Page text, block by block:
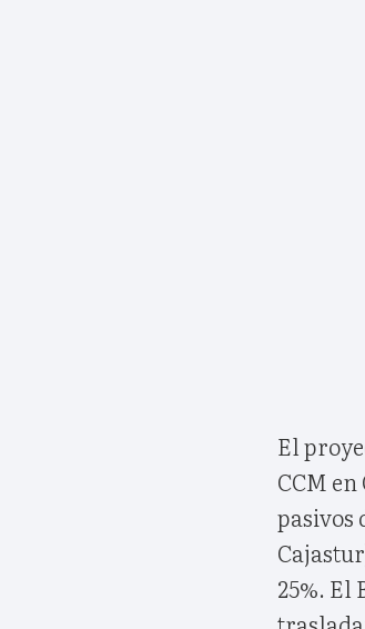
El
CCM
pasivos
25%. El